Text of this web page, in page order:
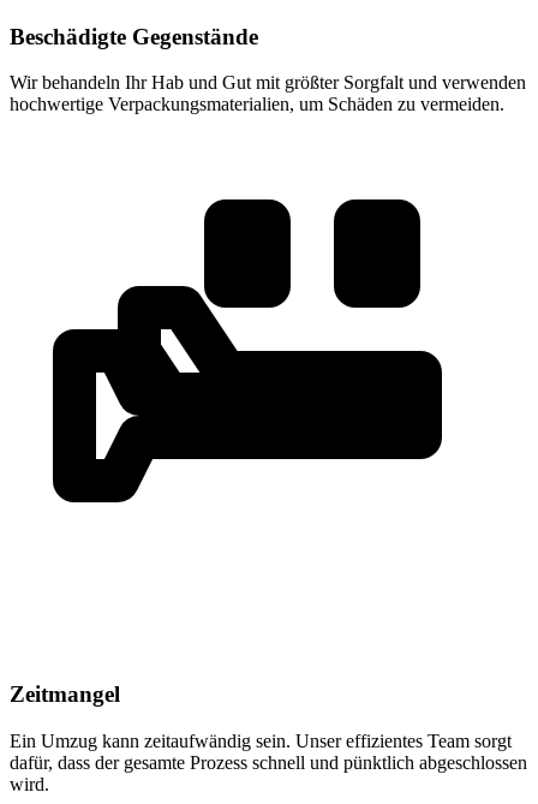
Beschädigte Gegenstände
Wir behandeln Ihr Hab und Gut mit größter Sorgfalt und verwenden
hochwertige Verpackungsmaterialien, um Schäden zu vermeiden.
Zeitmangel
Ein Umzug kann zeitaufwändig sein. Unser effizientes Team sorgt
dafür, dass der gesamte Prozess schnell und pünktlich abgeschlossen
wird.